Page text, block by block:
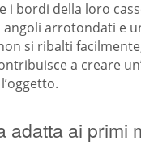
i bordi della loro
arrotondati e
si ribalti
a creare
adatta ai primi